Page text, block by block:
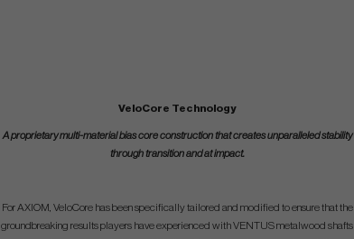
VeloCore Technology
A proprietary multi-material bias core construction that creates unparalleled stability
through transition and at impact.
For AXIOM, VeloCore has been specifically tailored and modified to ensure that the
groundbreaking results players have experienced with VENTUS metalwood shafts